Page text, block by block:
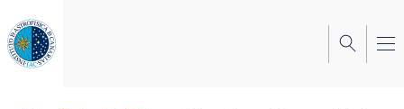
al
contenido
principal